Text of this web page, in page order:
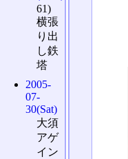
61)
横張
り出
し鉄
塔
2005-
07-
30(Sat)
大須
アゲ
イン